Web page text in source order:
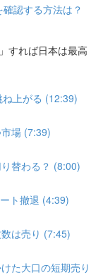
認する方法は？
すれば日本は最高
上がる (12:39)
場 (7:39)
替わる？ (8:00)
ト撤退 (4:39)
は売り (7:45)
た大口の短期売り